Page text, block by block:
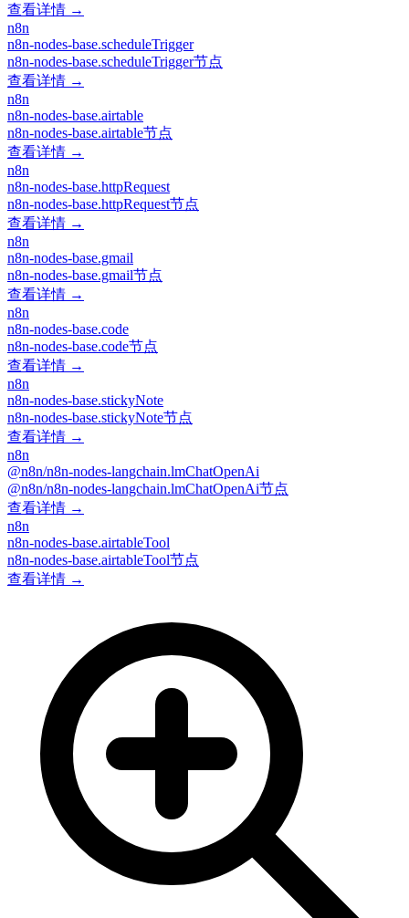
查看详情 →
n8n
n8n-nodes-base.scheduleTrigger
n8n-nodes-base.scheduleTrigger节点
查看详情 →
n8n
n8n-nodes-base.airtable
n8n-nodes-base.airtable节点
查看详情 →
n8n
n8n-nodes-base.httpRequest
n8n-nodes-base.httpRequest节点
查看详情 →
n8n
n8n-nodes-base.gmail
n8n-nodes-base.gmail节点
查看详情 →
n8n
n8n-nodes-base.code
n8n-nodes-base.code节点
查看详情 →
n8n
n8n-nodes-base.stickyNote
n8n-nodes-base.stickyNote节点
查看详情 →
n8n
@n8n/n8n-nodes-langchain.lmChatOpenAi
@n8n/n8n-nodes-langchain.lmChatOpenAi节点
查看详情 →
n8n
n8n-nodes-base.airtableTool
n8n-nodes-base.airtableTool节点
查看详情 →